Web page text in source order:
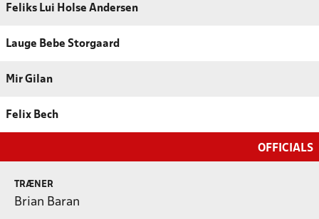
Feliks Lui Holse Andersen
Lauge Bebe Storgaard
Mir Gilan
Felix Bech
OFFICIALS
TRÆNER
Brian Baran